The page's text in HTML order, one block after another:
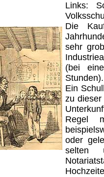
Links:
Die
sehr
(bei
Stunden).
Ein
zu
Regel
oder
selten